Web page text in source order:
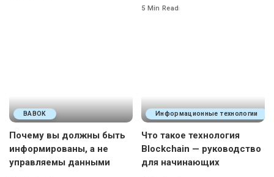
5 Min Read
BABOK
Почему вы должны быть
информированы, а не
управляемы данными
Информационные технологии
Что такое технология
Blockchain — руководство
для начинающих